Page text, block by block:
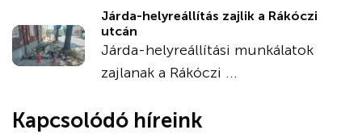
Járda-helyreállítás zajlik a Rákóczi
utcán
Járda-helyreállítási munkálatok
zajlanak a Rákóczi ...
Kapcsolódó híreink